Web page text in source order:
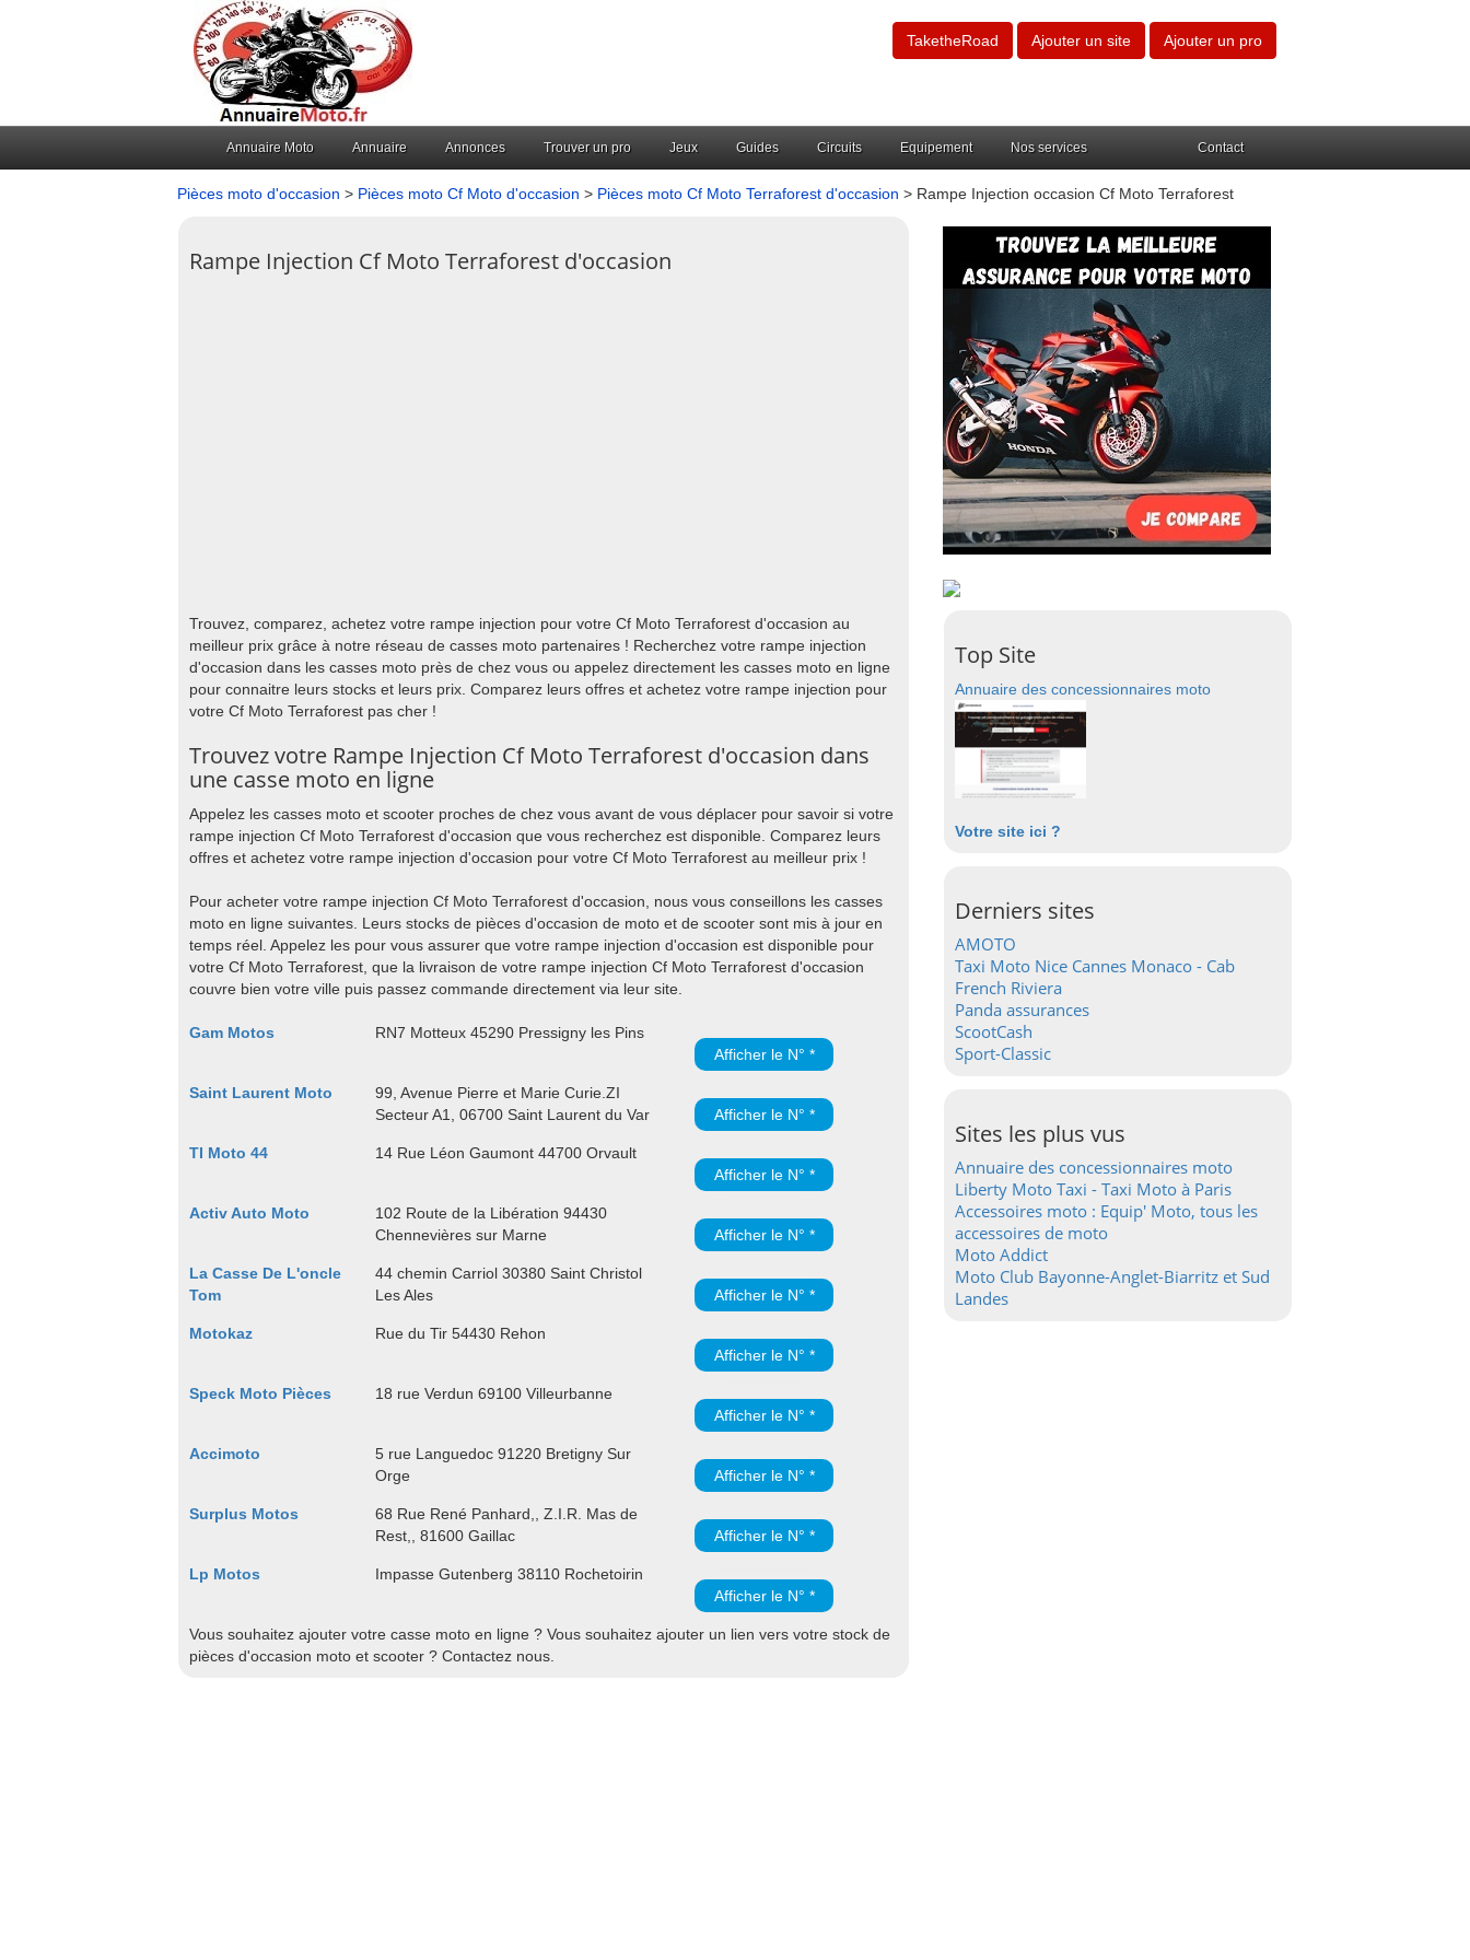
TaketheRoad Ajouter un site Ajouter un pro
Annuaire Moto Annuaire Annonces Trouver un pro Jeux Guides Circuits Equipement Nos services Contact
Pièces moto d'occasion > Pièces moto Cf Moto d'occasion > Pièces moto Cf Moto Terraforest d'occasion > Rampe Injection occasion Cf Moto Terraforest
Rampe Injection Cf Moto Terraforest d'occasion
Trouvez, comparez, achetez votre rampe injection pour votre Cf Moto Terraforest d'occasion au
meilleur prix grâce à notre réseau de casses moto partenaires ! Recherchez votre rampe injection
d'occasion dans les casses moto près de chez vous ou appelez directement les casses moto en ligne
pour connaitre leurs stocks et leurs prix. Comparez leurs offres et achetez votre rampe injection pour
votre Cf Moto Terraforest pas cher !
Trouvez votre Rampe Injection Cf Moto Terraforest d'occasion dans
une casse moto en ligne
Appelez les casses moto et scooter proches de chez vous avant de vous déplacer pour savoir si votre
rampe injection Cf Moto Terraforest d'occasion que vous recherchez est disponible. Comparez leurs
offres et achetez votre rampe injection d'occasion pour votre Cf Moto Terraforest au meilleur prix !
Pour acheter votre rampe injection Cf Moto Terraforest d'occasion, nous vous conseillons les casses
moto en ligne suivantes. Leurs stocks de pièces d'occasion de moto et de scooter sont mis à jour en
temps réel. Appelez les pour vous assurer que votre rampe injection d'occasion est disponible pour
votre Cf Moto Terraforest, que la livraison de votre rampe injection Cf Moto Terraforest d'occasion
couvre bien votre ville puis passez commande directement via leur site.
Gam Motos
RN7 Motteux 45290 Pressigny les Pins
Afficher le N° *
Saint Laurent Moto
99, Avenue Pierre et Marie Curie.ZI
Secteur A1, 06700 Saint Laurent du Var
Afficher le N° *
TI Moto 44
14 Rue Léon Gaumont 44700 Orvault
Afficher le N° *
Activ Auto Moto
102 Route de la Libération 94430
Chennevières sur Marne
Afficher le N° *
La Casse De L'oncle
Tom
44 chemin Carriol 30380 Saint Christol
Les Ales
Afficher le N° *
Motokaz
Rue du Tir 54430 Rehon
Afficher le N° *
Speck Moto Pièces
18 rue Verdun 69100 Villeurbanne
Afficher le N° *
Accimoto
5 rue Languedoc 91220 Bretigny Sur
Orge
Afficher le N° *
Surplus Motos
68 Rue René Panhard,, Z.I.R. Mas de
Rest,, 81600 Gaillac
Afficher le N° *
Lp Motos
Impasse Gutenberg 38110 Rochetoirin
Afficher le N° *
Vous souhaitez ajouter votre casse moto en ligne ? Vous souhaitez ajouter un lien vers votre stock de
pièces d'occasion moto et scooter ? Contactez nous.
Top Site
Annuaire des concessionnaires moto
Votre site ici ?
Derniers sites
AMOTO
Taxi Moto Nice Cannes Monaco - Cab
French Riviera
Panda assurances
ScootCash
Sport-Classic
Sites les plus vus
Annuaire des concessionnaires moto
Liberty Moto Taxi - Taxi Moto à Paris
Accessoires moto : Equip' Moto, tous les
accessoires de moto
Moto Addict
Moto Club Bayonne-Anglet-Biarritz et Sud
Landes